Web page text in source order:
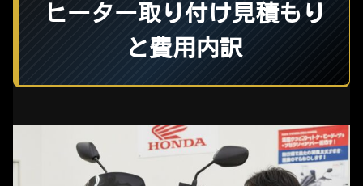
ヒーター取り付け見積もり
と費用内訳